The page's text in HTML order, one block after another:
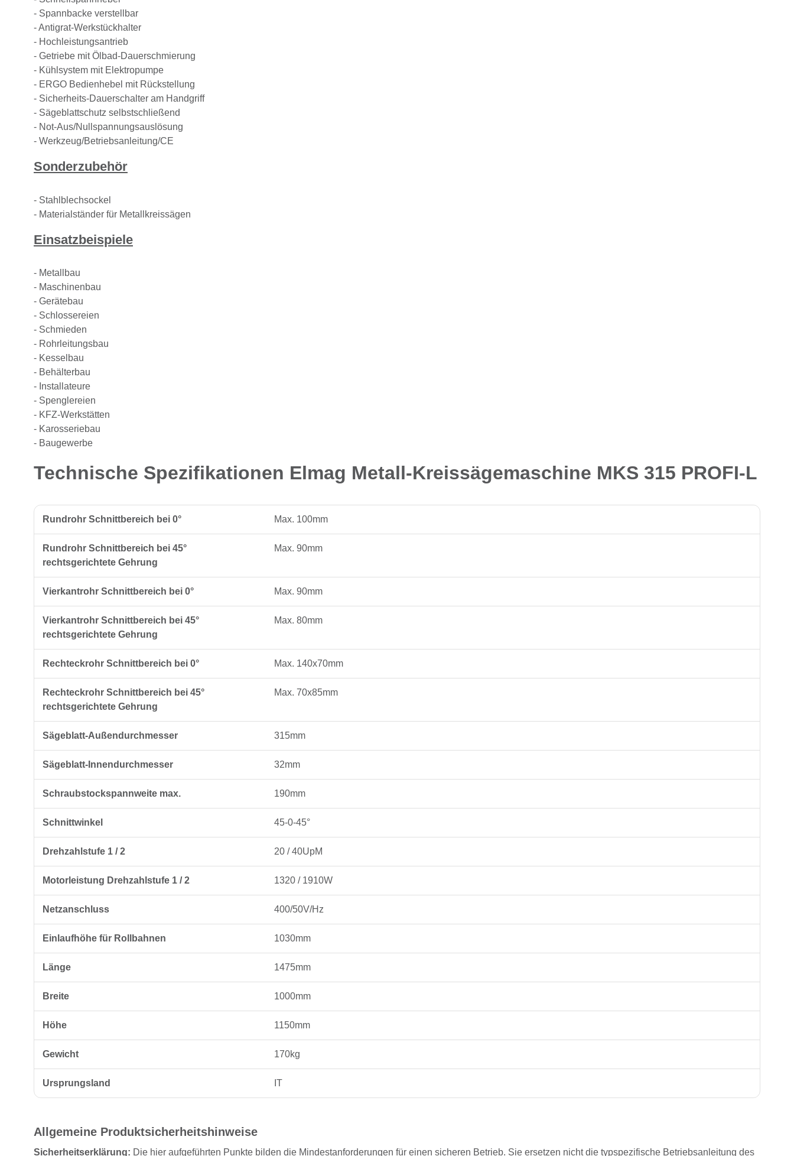
- Spannbacke verstellbar
- Antigrat-Werkstückhalter
- Hochleistungsantrieb
- Getriebe mit Ölbad-Dauerschmierung
- Kühlsystem mit Elektropumpe
- ERGO Bedienhebel mit Rückstellung
- Sicherheits-Dauerschalter am Handgriff
- Sägeblattschutz selbstschließend
- Not-Aus/Nullspannungsauslösung
- Werkzeug/Betriebsanleitung/CE
Sonderzubehör
- Stahlblechsockel
- Materialständer für Metallkreissägen
Einsatzbeispiele
- Metallbau
- Maschinenbau
- Gerätebau
- Schlossereien
- Schmieden
- Rohrleitungsbau
- Kesselbau
- Behälterbau
- Installateure
- Spenglereien
- KFZ-Werkstätten
- Karosseriebau
- Baugewerbe
Technische Spezifikationen Elmag Metall-Kreissägemaschine MKS 315 PROFI-L
Rundrohr Schnittbereich bei 0° Max. 100mm
Rundrohr Schnittbereich bei 45°
rechtsgerichtete Gehrung
Max. 90mm
Vierkantrohr Schnittbereich bei 0° Max. 90mm
Vierkantrohr Schnittbereich bei 45°
rechtsgerichtete Gehrung
Max. 80mm
Rechteckrohr Schnittbereich bei 0° Max. 140x70mm
Rechteckrohr Schnittbereich bei 45°
rechtsgerichtete Gehrung
Max. 70x85mm
Sägeblatt-Außendurchmesser 315mm
Sägeblatt-Innendurchmesser 32mm
Schraubstockspannweite max. 190mm
Schnittwinkel 45-0-45°
Drehzahlstufe 1 / 2 20 / 40UpM
Motorleistung Drehzahlstufe 1 / 2 1320 / 1910W
Netzanschluss 400/50V/Hz
Einlaufhöhe für Rollbahnen 1030mm
Länge 1475mm
Breite 1000mm
Höhe 1150mm
Gewicht 170kg
Ursprungsland IT
Allgemeine Produktsicherheitshinweise
Sicherheitserklärung: Die hier aufgeführten Punkte bilden die Mindestanforderungen für einen sicheren Betrieb. Sie ersetzen nicht die typspezifische Betriebsanleitung des